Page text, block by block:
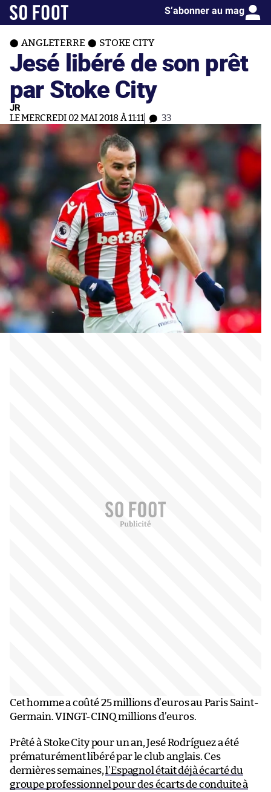
S’abonner au mag
ANGLETERRE STOKE CITY
Jesé libéré de son prêt
par Stoke City
JR
LE MERCREDI 02 MAI 2018 À 11:11 33
Cet homme a coûté 25 millions d’euros au Paris Saint-
Germain. VINGT-CINQ millions d’euros.
Prêté à Stoke City pour un an, Jesé Rodríguez a été
prématurément libéré par le club anglais. Ces
dernières semaines, l’Espagnol était déjà écarté du
groupe professionnel pour des écarts de conduite à